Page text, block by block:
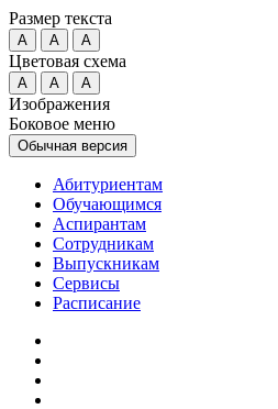
Размер текста
A A A
Цветовая схема
A A A
Изображения
Боковое меню
Обычная версия
Абитуриентам
Обучающимся
Аспирантам
Сотрудникам
Выпускникам
Сервисы
Расписание